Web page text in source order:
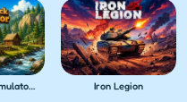
LumberJack Simulator 3D Iron Legion